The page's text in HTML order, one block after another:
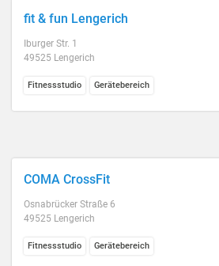
fit & fun Lengerich
Iburger Str. 1
49525 Lengerich
Fitnessstudio Gerätebereich
COMA CrossFit
Osnabrücker Straße 6
49525 Lengerich
Fitnessstudio Gerätebereich